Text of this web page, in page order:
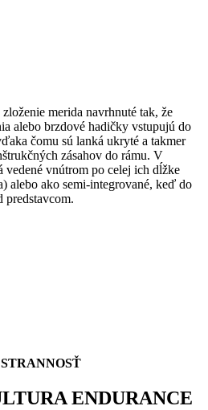
merida navrhnuté tak, že
alebo brzdové hadičky vstupujú do
čomu sú lanká ukryté a takmer
zásahov do rámu. V
vedené vnútrom po celej ich dĺžke
alebo ako semi-integrované, keď do
predstavcom.
ENDURANCE